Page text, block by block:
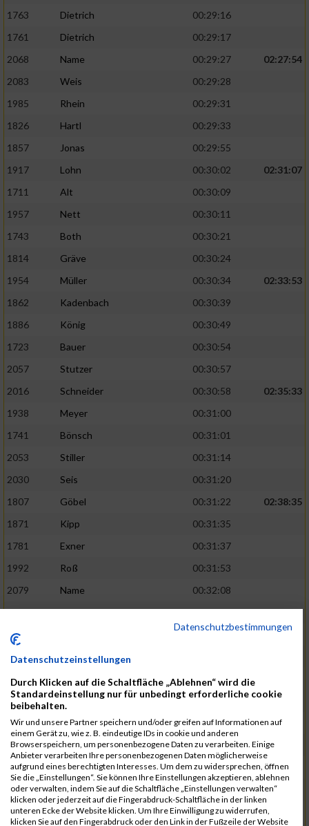
1763
Dietrich
00:29:16
1761
Dietrich
00:29:17
2068
Name 00:29:27
02:27:54
2083
Weis
00:29:28
1985
Rhein
00:29:31
1826
Hartl
00:29:33
1857
Jonas
00:29:55
1917
Lohn 00:30:02
02:31:07
1711
Alt
00:30:09
1957
Nett
00:30:11
1743
Both
00:30:21
1814
Gräve
00:30:24
1954
Müller 00:30:34
02:33:53
1862
Kadenbach
00:30:39
1886
König
00:30:49
1723
Bauer
00:30:54
2057
Stutzer
00:30:57
2016
Schneider 00:30:58
02:35:33
1938
Meyer
00:31:00
1741
Bönsch
00:31:01
2053
Stiller
00:31:14
2030
Seis
00:31:20
1807
Göbel 00:31:22
02:38:35
1871
Kipp
00:31:35
1781
Exner
00:31:37
1992
Roß
00:31:53
2079
Name
00:32:08
1893
Kreuzberg 00:32:09
02:41:38
1905
00:32:13
2120
Fink
1787
Friedrich
00:32:27
1794
Gamisch
00:32:27
2046
Sorger 00:32:30
02:42:48
2047
Sorger
00:32:30
2051
Stephan
00:32:31
2065
Thome
00:32:35
1719
Barth 00:32:42
Datenschutzbestimmungen
Datenschutzeinstellungen
Durch Klicken auf die Schaltfläche „Ablehnen“ wird die
Standardeinstellung nur für unbedingt erforderliche cookie
beibehalten.
Wir und unsere Partner speichern und/oder greifen auf Informationen auf
einem Gerät zu, wie z. B. eindeutige IDs in cookie und anderen
Browserspeichern, um personenbezogene Daten zu verarbeiten. Einige
Anbieter verarbeiten Ihre personenbezogenen Daten möglicherweise
aufgrund eines berechtigten Interesses. Um dem zu widersprechen, öffnen
Sie die „Einstellungen“. Sie können Ihre Einstellungen akzeptieren, ablehnen
oder verwalten, indem Sie auf die Schaltfläche „Einstellungen verwalten“
klicken oder jederzeit auf die Fingerabdruck-Schaltfläche in der linken
unteren Ecke der Website klicken. Um Ihre Einwilligung zu widerrufen,
klicken Sie auf den Fingerabdruck oder den Link in der Fußzeile der Website